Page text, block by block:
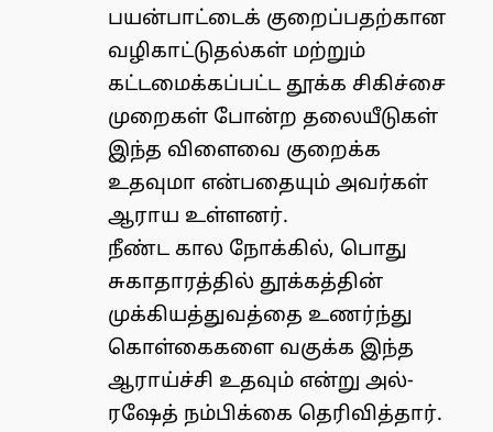
பயன்பாட்டைக் குறைப்பதற்கான
வழிகாட்டுதல்கள் மற்றும்
கட்டமைக்கப்பட்ட தூக்க சிகிச்சை
முறைகள் போன்ற தலையீடுகள்
இந்த விளைவை குறைக்க
உதவுமா என்பதையும் அவர்கள்
ஆராய உள்ளனர்.
நீண்ட கால நோக்கில், பொது
சுகாதாரத்தில் தூக்கத்தின்
முக்கியத்துவத்தை உணர்ந்து
கொள்கைகளை வகுக்க இந்த
ஆராய்ச்சி உதவும் என்று அல்-
ரஷேத் நம்பிக்கை தெரிவித்தார்.